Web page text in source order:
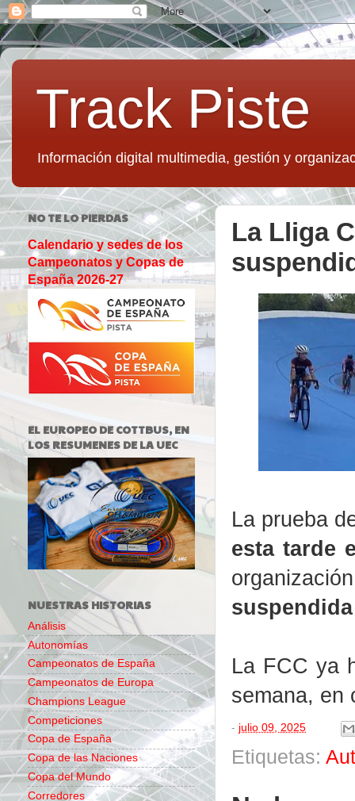
Track Piste
Información digital multimedia, gestión y
La Lliga
La prueba
esta tarde
La FCC ya
semana, en
- julio 09, 2025
Etiquetas:
NO TE LO PIERDAS
Calendario y sedes de los
Campeonatos y Copas de
España 2026-27
EL EUROPEO DE COTTBUS, EN
LOS RESUMENES DE LA UEC
NUESTRAS HISTORIAS
Análisis
Autonomías
Campeonatos de España
Campeonatos de Europa
Champions League
Competiciones
Copa de España
Copa de las Naciones
Copa del Mundo
Corredores